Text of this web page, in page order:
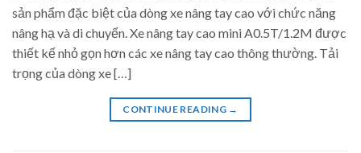
sản phẩm đặc biệt của dòng xe nâng tay cao với chức năng
nâng hạ và di chuyển. Xe nâng tay cao mini A0.5T/1.2M được
thiết kế nhỏ gọn hơn các xe nâng tay cao thông thường. Tải
trọng của dòng xe […]
CONTINUE READING →